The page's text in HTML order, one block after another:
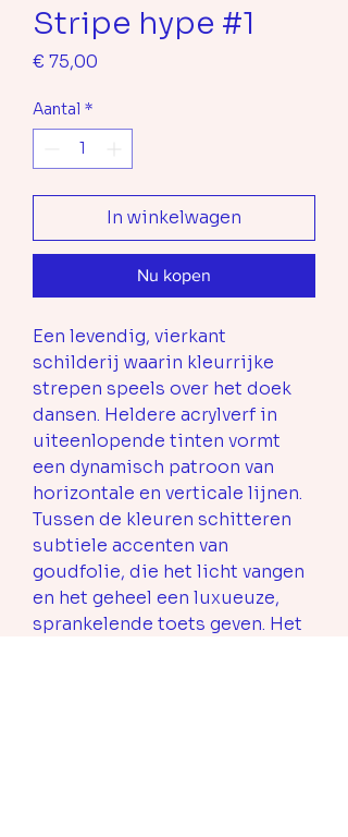
Stripe hype #1
€ 75,00
Aantal *
In winkelwagen
Nu kopen
Een levendig, vierkant
schilderij waarin kleurrijke
strepen speels over het doek
dansen. Heldere acrylverf in
uiteenlopende tinten vormt
een dynamisch patroon van
horizontale en verticale lijnen.
Tussen de kleuren schitteren
subtiele accenten van
goudfolie, die het licht vangen
en het geheel een luxueuze,
sprankelende toets geven. Het